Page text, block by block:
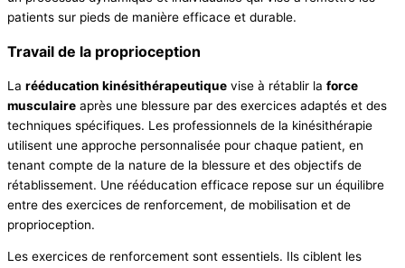
patients sur pieds de manière efficace et durable.
Travail de la proprioception
La rééducation kinésithérapeutique vise à rétablir la force
musculaire après une blessure par des exercices adaptés et des
techniques spécifiques. Les professionnels de la kinésithérapie
utilisent une approche personnalisée pour chaque patient, en
tenant compte de la nature de la blessure et des objectifs de
rétablissement. Une rééducation efficace repose sur un équilibre
entre des exercices de renforcement, de mobilisation et de
proprioception.
Les exercices de renforcement sont essentiels. Ils ciblent les